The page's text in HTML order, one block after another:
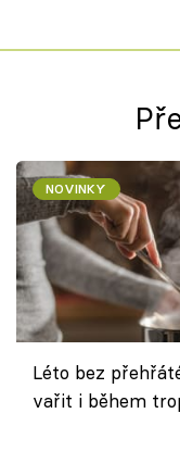
NOVINKY
Léto bez
vařit i během